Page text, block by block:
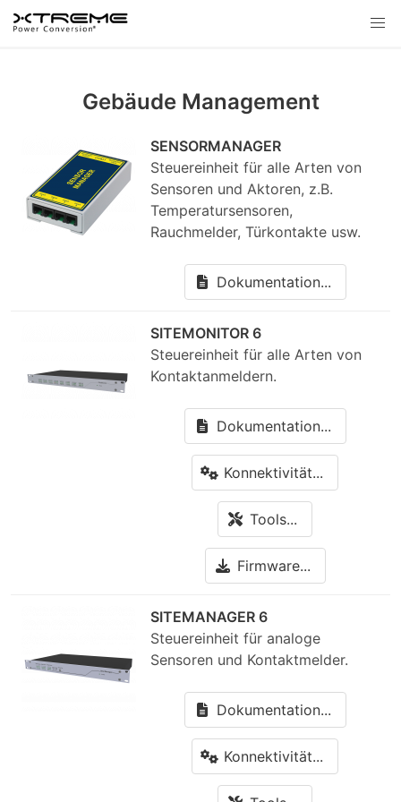
Gebäude Management
SENSORMANAGER
Steuereinheit für alle Arten von
Sensoren und Aktoren, z.B.
Temperatursensoren,
Rauchmelder, Türkontakte usw.
Dokumentation...
SITEMONITOR 6
Steuereinheit für alle Arten von
Kontaktanmeldern.
Dokumentation...
Konnektivität...
Tools...
Firmware...
SITEMANAGER 6
Steuereinheit für analoge
Sensoren und Kontaktmelder.
Dokumentation...
Konnektivität...